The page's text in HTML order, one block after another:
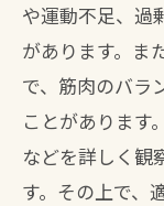
や運動不足、過
があります。ま
で、筋肉のバラ
ことがあります
などを詳しく観
す。その上で、